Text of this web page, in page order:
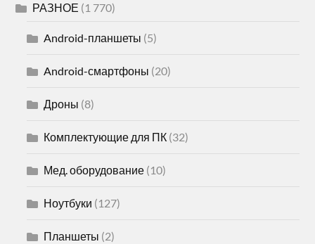
РАЗНОЕ (1 770)
Android-планшеты (5)
Android-смартфоны (20)
Дроны (8)
Комплектующие для ПК (32)
Мед. оборудование (10)
Ноутбуки (127)
Планшеты (2)